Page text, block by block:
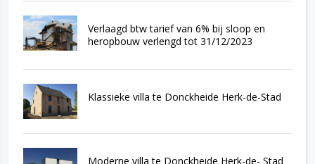
Verlaagd btw tarief van 6% bij sloop en
heropbouw verlengd tot 31/12/2023
Klassieke villa te Donckheide Herk-de-Stad
Moderne villa te Donckheide Herk-de- Stad